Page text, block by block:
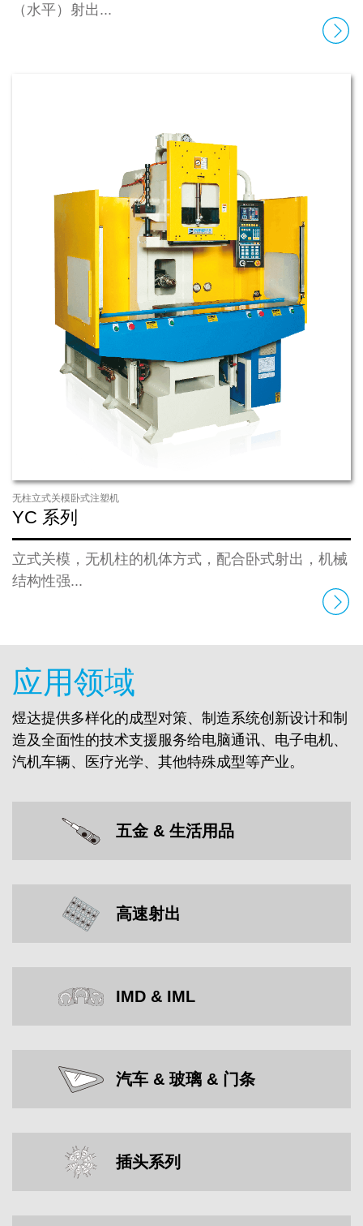
（水平）射出...
无柱立式关模卧式注塑机
YC 系列
立式关模，无机柱的机体方式，配合卧式射出，机械
结构性强...
应用领域
煜达提供多样化的成型对策、制造系统创新设计和制
造及全面性的技术支援服务给电脑通讯、电子电机、
汽机车辆、医疗光学、其他特殊成型等产业。
五金 & 生活用品
高速射出
IMD & IML
汽车 & 玻璃 & 门条
插头系列